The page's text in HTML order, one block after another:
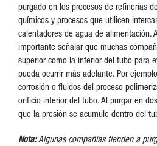
purgado en los procesos de refinerías
químicos y procesos que utilicen
calentadores de agua de alimentación.
importante señalar que muchas
superior como la inferior del tubo para
pueda ocurrir más adelante. Por
corrosión o fluidos del proceso
orificio inferior del tubo. Al purgar en
que la presión se acumule dentro del
Nota:Algunas compañías tienden a